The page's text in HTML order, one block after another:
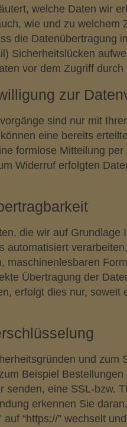
welche Daten wir
wie und zu welchem
die Datenübertragung
Sicherheitslücken
vor dem Zugriff
zur
sind nur mit
eine bereits
formlose Mitteilung
Widerruf erfolgten
die wir auf Grundlage
automatisiert
maschinenlesbaren
Übertragung der
erfolgt dies nur, soweit
und zum
Beispiel
senden, eine SSL-bzw.
erkennen Sie
auf “https://” wechselt